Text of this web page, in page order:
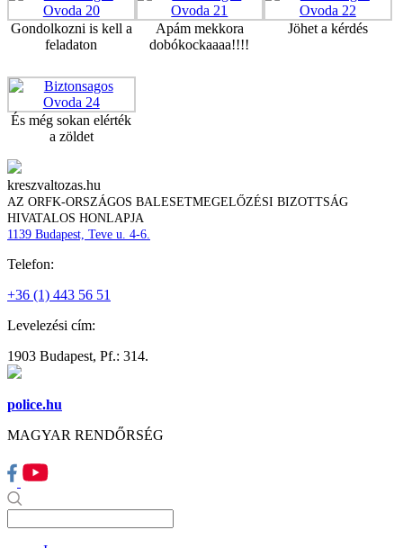
Gondolkozni is kell a
feladaton
Apám mekkora
dobókockaaaa!!!!
Jöhet a kérdés
És még sokan elérték
a zöldet
kreszvaltozas.hu
AZ ORFK-ORSZÁGOS BALESETMEGELŐZÉSI BIZOTTSÁG
HIVATALOS HONLAPJA
1139 Budapest, Teve u. 4-6.
Telefon:
+36 (1) 443 56 51
Levelezési cím:
1903 Budapest, Pf.: 314.
police.hu
MAGYAR RENDŐRSÉG